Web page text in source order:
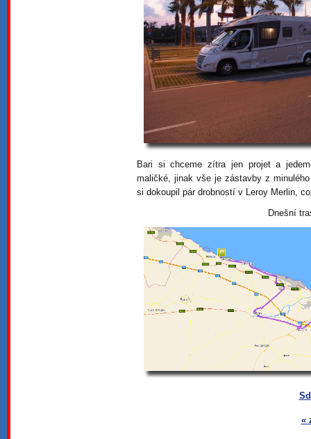
Bari si chceme zítra jen projet a
maličké, jinak vše je zástavby z
si dokoupil pár drobností v Leroy Merlin,
Dnešní
«